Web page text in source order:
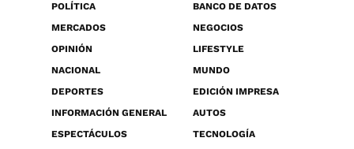
POLÍTICA
BANCO DE DATOS
MERCADOS
NEGOCIOS
OPINIÓN
LIFESTYLE
NACIONAL
MUNDO
DEPORTES
EDICIÓN IMPRESA
INFORMACIÓN GENERAL
AUTOS
ESPECTÁCULOS
TECNOLOGÍA